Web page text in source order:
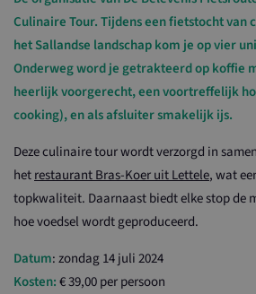
Culinaire Tour. Tijdens een fietstocht
het Sallandse landschap kom je op vier
Onderweg word je getrakteerd op koffie
heerlijk voorgerecht, een voortreffelijk
cooking), en als afsluiter smakelijk ijs.
Deze culinaire tour wordt verzorgd in
hetrestaurant Bras-Koer uit Lettele, wat
topkwaliteit. Daarnaast biedt elke stop de
hoe voedsel wordt geproduceerd.
Datum: zondag 14 juli 2024
Kosten:€ 39,00per persoon